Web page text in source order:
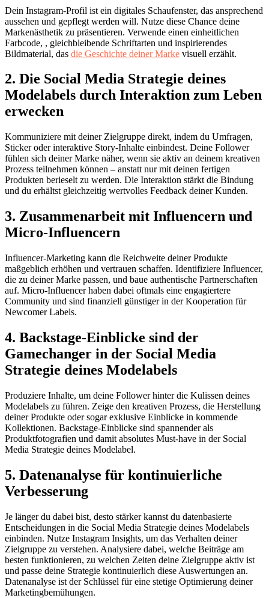
Dein Instagram-Profil ist ein digitales Schaufenster, das ansprechend
aussehen und gepflegt werden will. Nutze diese Chance deine
Markenästhetik zu präsentieren. Verwende einen einheitlichen
Farbcode, , gleichbleibende Schriftarten und inspirierendes
Bildmaterial, das die Geschichte deiner Marke visuell erzählt.
2. Die Social Media Strategie deines
Modelabels durch Interaktion zum Leben
erwecken
Kommuniziere mit deiner Zielgruppe direkt, indem du Umfragen,
Sticker oder interaktive Story-Inhalte einbindest. Deine Follower
fühlen sich deiner Marke näher, wenn sie aktiv an deinem kreativen
Prozess teilnehmen können – anstatt nur mit deinen fertigen
Produkten berieselt zu werden. Die Interaktion stärkt die Bindung
und du erhältst gleichzeitig wertvolles Feedback deiner Kunden.
3. Zusammenarbeit mit Influencern und
Micro-Influencern
Influencer-Marketing kann die Reichweite deiner Produkte
maßgeblich erhöhen und vertrauen schaffen. Identifiziere Influencer,
die zu deiner Marke passen, und baue authentische Partnerschaften
auf. Micro-Influencer haben dabei oftmals eine engagiertere
Community und sind finanziell günstiger in der Kooperation für
Newcomer Labels.
4. Backstage-Einblicke sind der
Gamechanger in der Social Media
Strategie deines Modelabels
Produziere Inhalte, um deine Follower hinter die Kulissen deines
Modelabels zu führen. Zeige den kreativen Prozess, die Herstellung
deiner Produkte oder sogar exklusive Einblicke in kommende
Kollektionen. Backstage-Einblicke sind spannender als
Produktfotografien und damit absolutes Must-have in der Social
Media Strategie deines Modelabel.
5. Datenanalyse für kontinuierliche
Verbesserung
Je länger du dabei bist, desto stärker kannst du datenbasierte
Entscheidungen in die Social Media Strategie deines Modelabels
einbinden. Nutze Instagram Insights, um das Verhalten deiner
Zielgruppe zu verstehen. Analysiere dabei, welche Beiträge am
besten funktionieren, zu welchen Zeiten deine Zielgruppe aktiv ist
und passe deine Strategie kontinuierlich diese Auswertungen an.
Datenanalyse ist der Schlüssel für eine stetige Optimierung deiner
Marketingbemühungen.